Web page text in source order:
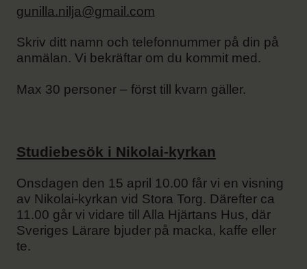
gunilla.nilja@gmail.com
Skriv ditt namn och telefonnummer på din på
anmälan. Vi bekräftar om du kommit med.
Max 30 personer – först till kvarn gäller.
Studiebesök i Nikolai-kyrkan
Onsdagen den 15 april 10.00 får vi en visning
av Nikolai-kyrkan vid Stora Torg. Därefter ca
11.00 går vi vidare till Alla Hjärtans Hus, där
Sveriges Lärare bjuder på macka, kaffe eller
te.